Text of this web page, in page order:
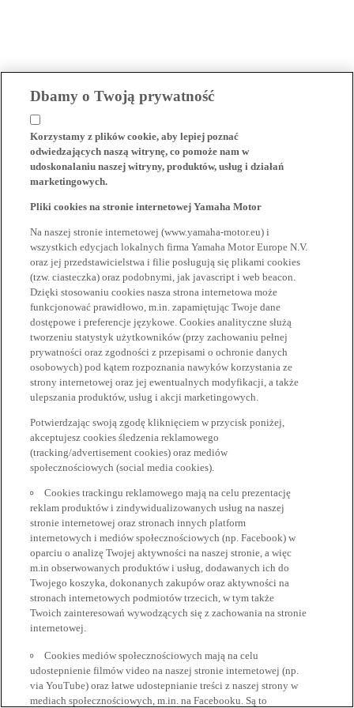
Dbamy o Twoją prywatność
Korzystamy z plików cookie, aby lepiej poznać
odwiedzających naszą witrynę, co pomoże nam w
udoskonalaniu naszej witryny, produktów, usług i działań
marketingowych.
Pliki cookies na stronie internetowej Yamaha Motor
Na naszej stronie internetowej (www.yamaha-motor.eu) i
wszystkich edycjach lokalnych firma Yamaha Motor Europe N.V.
oraz jej przedstawicielstwa i filie posługują się plikami cookies
(tzw. ciasteczka) oraz podobnymi, jak javascript i web beacon.
Dzięki stosowaniu cookies nasza strona internetowa może
funkcjonować prawidłowo, m.in. zapamiętując Twoje dane
dostępowe i preferencje językowe. Cookies analityczne służą
tworzeniu statystyk użytkowników (przy zachowaniu pełnej
prywatności oraz zgodności z przepisami o ochronie danych
osobowych) pod kątem rozpoznania nawyków korzystania ze
strony internetowej oraz jej ewentualnych modyfikacji, a także
ulepszania produktów, usług i akcji marketingowych.
Potwierdzając swoją zgodę kliknięciem w przycisk poniżej,
akceptujesz cookies śledzenia reklamowego
(tracking/advertisement cookies) oraz mediów
społecznościowych (social media cookies).
Cookies trackingu reklamowego mają na celu prezentację
reklam produktów i zindywidualizowanych usług na naszej
stronie internetowej oraz stronach innych platform
internetowych i mediów społecznościowych (np. Facebook) w
oparciu o analizę Twojej aktywności na naszej stronie, a więc
m.in obserwowanych produktów i usług, dodawanych ich do
Twojego koszyka, dokonanych zakupów oraz aktywności na
stronach internetowych podmiotów trzecich, w tym także
Twoich zainteresowań wywodzących się z zachowania na stronie
internetowej.
Cookies mediów społecznościowych mają na celu
udostepnienie filmów video na naszej stronie internetowej (np.
via YouTube) oraz łatwe udostepnianie treści z naszej strony w
mediach społecznościowych, m.in. na Facebooku. Są to